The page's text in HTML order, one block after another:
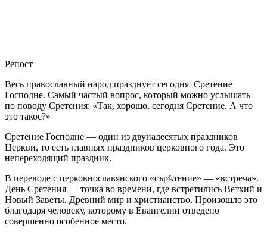
Репост
Весь православный народ празднует сегодня Сретение
Господне. Самый частый вопрос, который можно услышать
по поводу Сретения: «Так, хорошо, сегодня Сретение. А что
это такое?»
Сретение Господне — один из двунадесятых праздников
Церкви, то есть главных праздников церковного года. Это
непереходящий праздник.
В переводе с церковнославянского «сърѣтение» — «встреча».
День Сретения — точка во времени, где встретились Ветхий и
Новый Заветы. Древний мир и христианство. Произошло это
благодаря человеку, которому в Евангелии отведено
совершенно особенное место.